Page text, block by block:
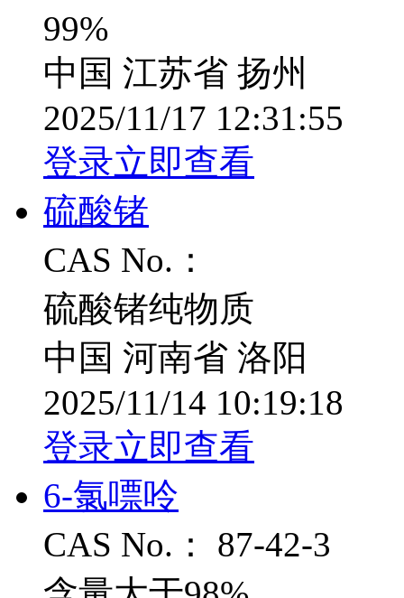
99%
中国 江苏省 扬州
2025/11/17 12:31:55
登录立即查看
硫酸锗
CAS No.：
硫酸锗纯物质
中国 河南省 洛阳
2025/11/14 10:19:18
登录立即查看
6-氯嘌呤
CAS No.： 87-42-3